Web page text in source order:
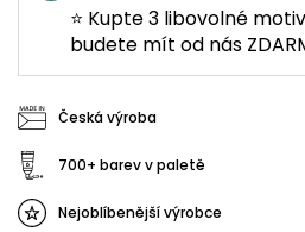
⭐ Kupte 3 libovolné
budete mít od nás
Česká výroba
700+ barev v paletě
Nejoblíbenější výrobce